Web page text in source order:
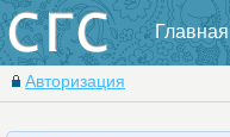
Главная
Авторизация